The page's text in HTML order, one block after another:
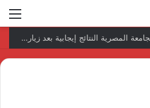
رئيس المكتب التنفيذي للمجلس العربي للاختصاصات الصحية يبحث مع الأمين العام لجامعة الدول العربية تعزيز التعاون لتطوير النظم الصحية العربية